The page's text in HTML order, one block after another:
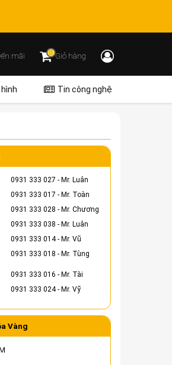
mãi 0Giỏ hàng
Tin công nghệ
0931 333 027 - Mr. Luân
0931 333 017 - Mr. Toàn
0931 333 028 - Mr. Chương
0931 333 038 - Mr. Luân
0931 333 014- Mr. Vũ
0931 333 018 - Mr. Tùng
0931 333 016 - Mr. Tài
0931 333 024- Mr. Vỹ
Vàng